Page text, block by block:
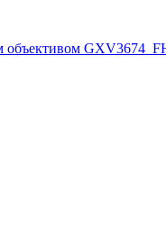
объективом